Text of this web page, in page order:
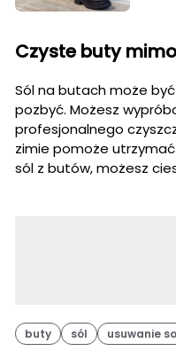
Czyste buty
Sól na butach może
pozbyć. Możesz
profesjonalnego
zimie pomoże utrzymać
sól z butów, możesz
buty sól usuwanie